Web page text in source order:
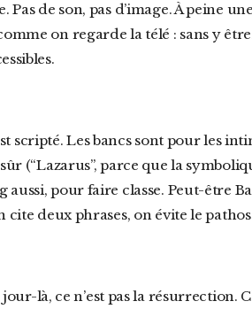
de son, pas d’image. À peine
on regarde la télé : sans y
(“Lazarus”, parce que la
aussi, pour faire classe. Peut-être
cite deux phrases, on évite le